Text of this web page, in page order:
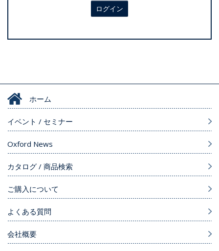
ログイン
ホーム
イベント / セミナー
Oxford News
カタログ / 商品検索
ご購入について
よくある質問
会社概要